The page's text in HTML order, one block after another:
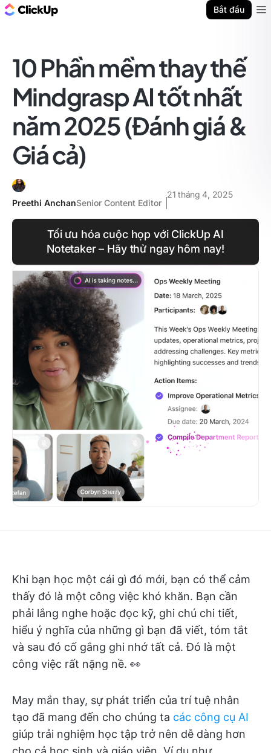
Bắt đầu
10 Phần mềm thay thế
Mindgrasp AI tốt nhất
năm 2025 (Đánh giá &
Giá cả)
Preethi AnchanSenior Content Editor
21 tháng 4, 2025
Tối ưu hóa cuộc họp với ClickUp AI
Notetaker – Hãy thử ngay hôm nay!
Khi bạn học một cái gì đó mới, bạn có thể cảm
thấy đó là một công việc khó khăn. Bạn cần
phải lắng nghe hoặc đọc kỹ, ghi chú chi tiết,
hiểu ý nghĩa của những gì bạn đã viết, tóm tắt
và sau đó cố gắng ghi nhớ tất cả. Đó là một
công việc rất nặng nề. 👀
May mắn thay, sự phát triển của trí tuệ nhân
tạo đã mang đến cho chúng ta các công cụ AI
giúp trải nghiệm học tập trở nên dễ dàng hơn